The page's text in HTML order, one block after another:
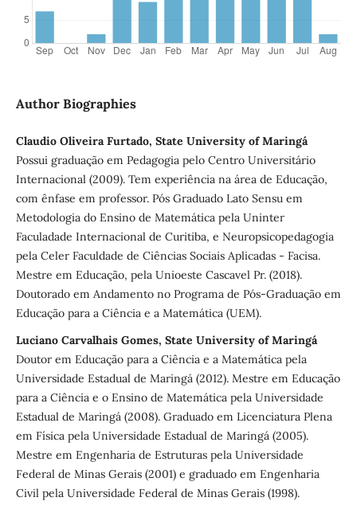
Author Biographies
Claudio Oliveira Furtado, State University of Maringá
Possui graduação em Pedagogia pelo Centro Universitário
Internacional (2009). Tem experiência na área de Educação,
com ênfase em professor. Pós Graduado Lato Sensu em
Metodologia do Ensino de Matemática pela Uninter
Faculadade Internacional de Curitiba, e Neuropsicopedagogia
pela Celer Faculdade de Ciências Sociais Aplicadas - Facisa.
Mestre em Educação, pela Unioeste Cascavel Pr. (2018).
Doutorado em Andamento no Programa de Pós-Graduação em
Educação para a Ciência e a Matemática (UEM).
Luciano Carvalhais Gomes, State University of Maringá
Doutor em Educação para a Ciência e a Matemática pela
Universidade Estadual de Maringá (2012). Mestre em Educação
para a Ciência e o Ensino de Matemática pela Universidade
Estadual de Maringá (2008). Graduado em Licenciatura Plena
em Física pela Universidade Estadual de Maringá (2005).
Mestre em Engenharia de Estruturas pela Universidade
Federal de Minas Gerais (2001) e graduado em Engenharia
Civil pela Universidade Federal de Minas Gerais (1998).